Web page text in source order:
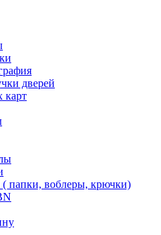
дверей
карт
папки, воблеры, крючки)